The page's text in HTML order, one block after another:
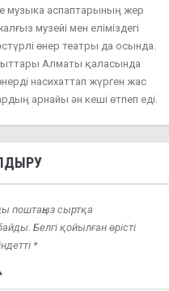
музыка аспаптарының жер
музейі мен еліміздегі
өнер театры да осында.
Алматы қаласында
насихаттап жүрген жас
арнайы ән кеші өтпеп еді.
поштаңыз сыртқа
Белгі қойылған өрісті
*